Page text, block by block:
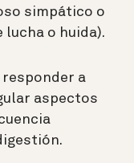
simpático o
lucha o huida).
responder a
aspectos